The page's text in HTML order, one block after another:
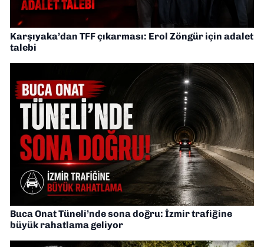
Karşıyaka’dan TFF çıkarması: Erol Zöngür için adalet
talebi
Buca Onat Tüneli’nde sona doğru: İzmir trafiğine
büyük rahatlama geliyor